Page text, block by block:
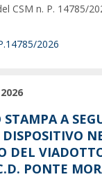
CSM n. P. 14785/
2026
A
DEL
PONTE